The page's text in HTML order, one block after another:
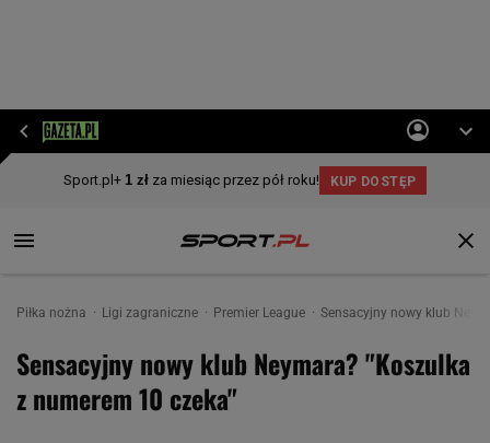
Piłka nożna Ligi zagraniczne Premier League Sensacyjny nowy klub
Sensacyjny nowy klub Neymara? "Koszulka
z numerem 10 czeka"